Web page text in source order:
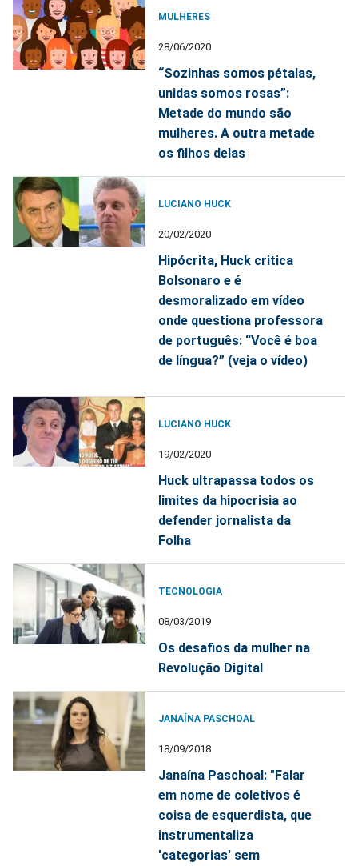
MULHERES
28/06/2020
“Sozinhas somos pétalas,
unidas somos rosas”:
Metade do mundo são
mulheres. A outra metade
os filhos delas
LUCIANO HUCK
20/02/2020
Hipócrita, Huck critica
Bolsonaro e é
desmoralizado em vídeo
onde questiona professora
de português: “Você é boa
de língua?” (veja o vídeo)
LUCIANO HUCK
19/02/2020
Huck ultrapassa todos os
limites da hipocrisia ao
defender jornalista da
Folha
TECNOLOGIA
08/03/2019
Os desafios da mulher na
Revolução Digital
JANAÍNA PASCHOAL
18/09/2018
Janaína Paschoal: "Falar
em nome de coletivos é
coisa de esquerdista, que
instrumentaliza
'categorias' sem